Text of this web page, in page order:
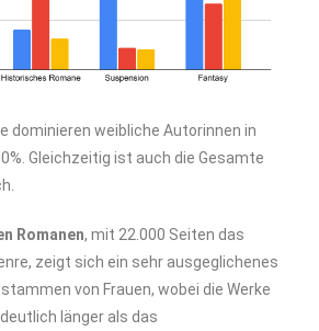
dominieren weibliche Autorinnen in
Gleichzeitig ist auch die Gesamte
Romanen, mit 22.000 Seiten das
zeigt sich ein sehr ausgeglichenes
stammen von Frauen, wobei die Werke
länger als das